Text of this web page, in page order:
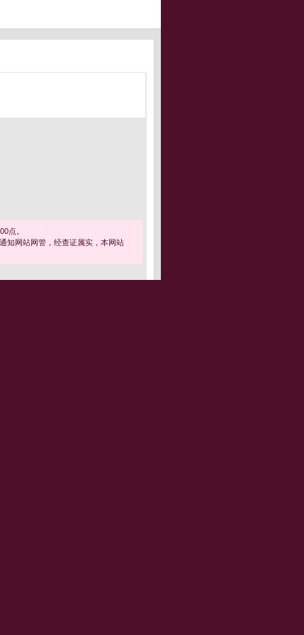
点。
知网站网管，经查证属实，本网站